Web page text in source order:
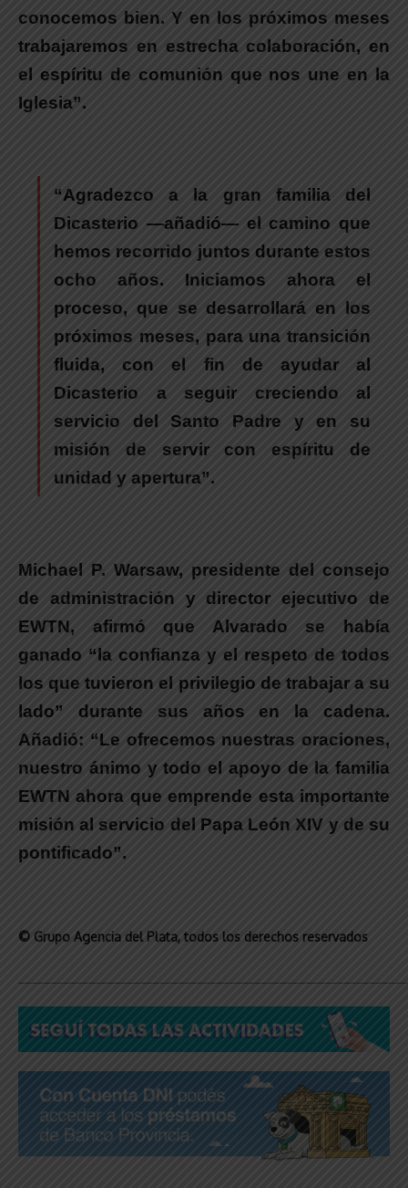
conocemos bien. Y en los próximos meses
trabajaremos en estrecha colaboración, en
el espíritu de comunión que nos une en la
Iglesia”.
“Agradezco a la gran familia del
Dicasterio —añadió—el camino que
hemos recorrido juntos durante estos
ocho años. Iniciamos ahora el
proceso, que se desarrollará en los
próximos meses, para una transición
fluida, con el fin de ayudar al
Dicasterio a seguir creciendo al
servicio del Santo Padre y en su
misión de servir con espíritu de
unidad y apertura”.
Michael P. Warsaw, presidente del consejo
de administración y director ejecutivo de
EWTN, afirmó que Alvarado se había
ganado “la confianza y el respeto de todos
los que tuvieron el privilegio de trabajar a su
lado” durante sus años en la cadena.
Añadió: “Le ofrecemos nuestras oraciones,
nuestro ánimo y todo el apoyo de la familia
EWTN ahora que emprende esta importante
misión al servicio del Papa León XIV y de su
pontificado”.
© Grupo Agencia del Plata, todos los derechos reservados